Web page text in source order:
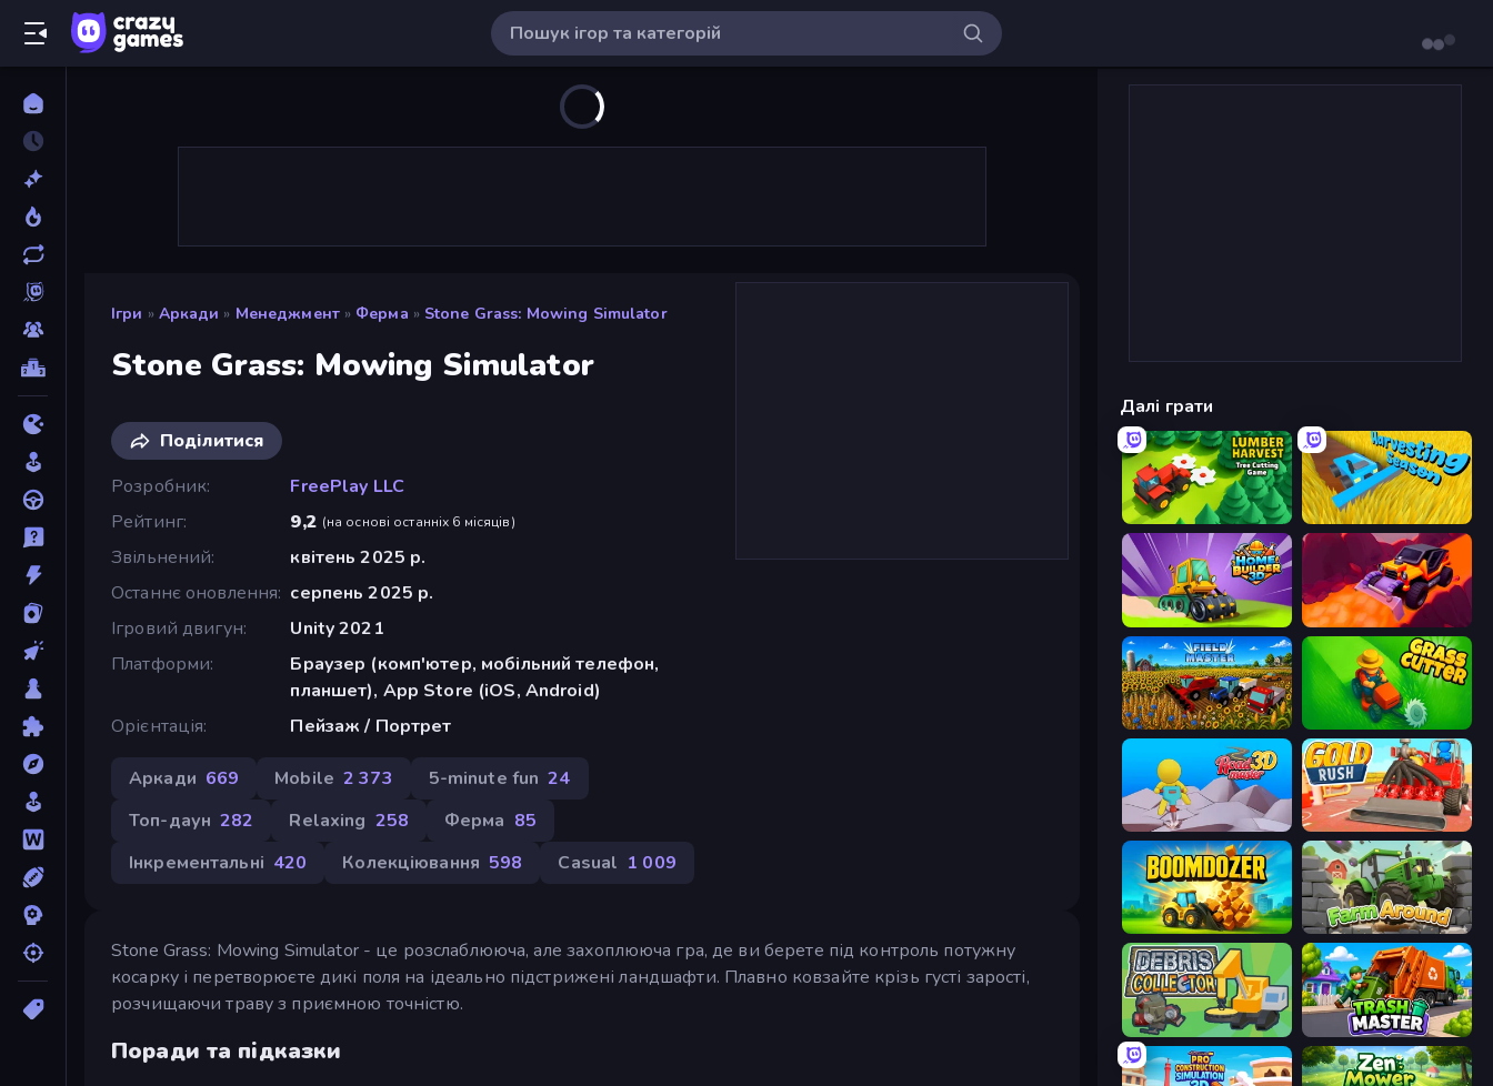
Ігри » Аркади » Менеджмент » Ферма » Stone Grass: Mowing Simulator
Stone Grass: Mowing Simulator
Поділитися
Розробник
FreePlay LLC
Рейтинг
9,2 (на основі останніх 6 місяців)
Звільнений
квітень 2025 р.
Останнє оновлення серпень 2025 р.
Ігровий двигун
Unity 2021
Платформи
Браузер (комп'ютер, мобільний телефон,
планшет), App Store (iOS, Android)
Орієнтація
Пейзаж / Портрет
Аркади 669 Mobile 2 373 5-minute fun 24
Топ-даун 282 Relaxing 258 Ферма 85
Інкрементальні 420 Колекціювання 598 Casual 1 009
Stone Grass: Mowing Simulator - це розслаблююча, але захоплююча гра, де ви берете під контроль потужну
косарку і перетворюєте дикі поля на ідеально підстрижені ландшафти. Плавно ковзайте крізь густі зарості,
розчищаючи траву з приємною точністю.
Поради та підказки
Далі грати
Lumber Harvest: Tree Cutting Game Harvesting Season
Home Builder 3D Sand King
Field Master
Road Master 3D Gold Rush
Boomdozer Farm Around
Debris Collector Trash Master